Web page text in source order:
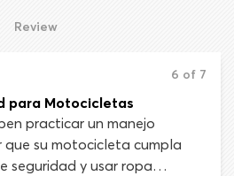
y actuar de forma
Review
6 of 7
para Motocicletas
practicar un manejo
su motocicleta cumpla
seguridad y usar ropa